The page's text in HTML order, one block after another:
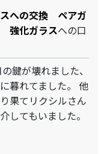
への交換 ペアガ
強化ガラスへの口
鍵が壊れました、
暮れてました。 他
果てリクシルさん
してもいました。